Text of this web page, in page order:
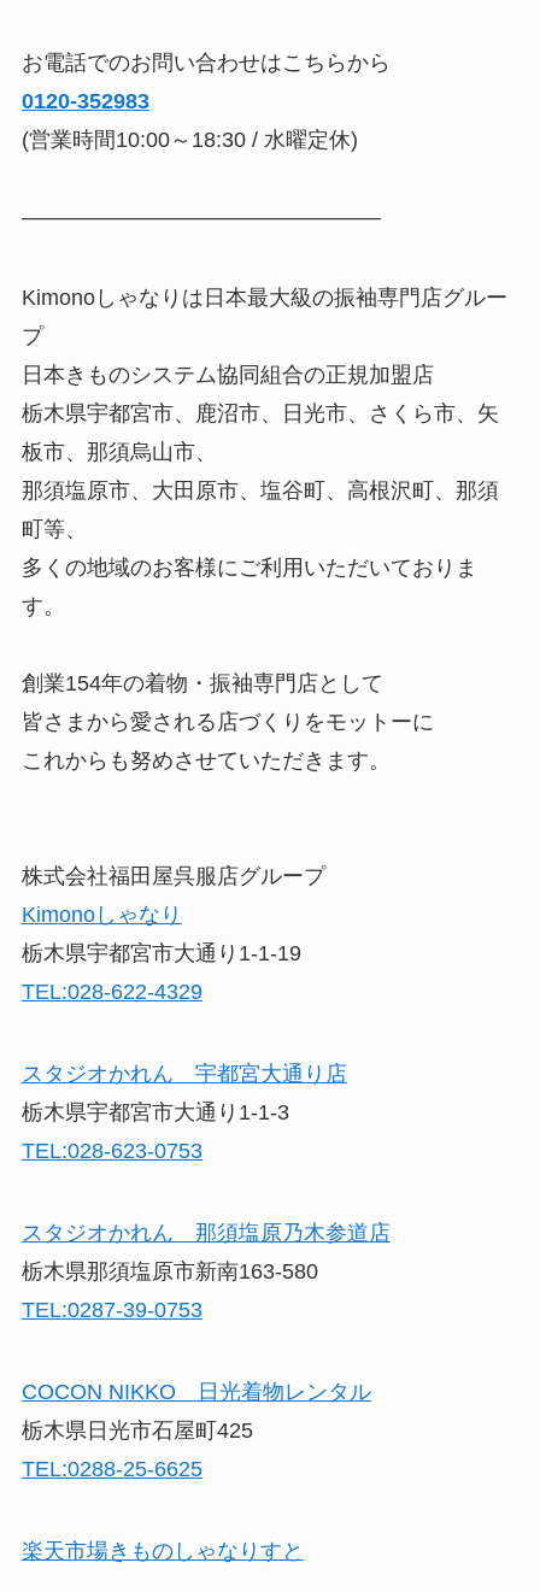
お電話でのお問い合わせはこちらから
0120-352983
(営業時間10:00～18:30 / 水曜定休)
————————————————–
Kimonoしゃなりは日本最大級の振袖専門店グルー
プ
日本きものシステム協同組合の正規加盟店
栃木県宇都宮市、鹿沼市、日光市、さくら市、矢
板市、那須烏山市、
那須塩原市、大田原市、塩谷町、高根沢町、那須
町等、
多くの地域のお客様にご利用いただいておりま
す。
創業154年の着物・振袖専門店として
皆さまから愛される店づくりをモットーに
これからも努めさせていただきます。
株式会社福田屋呉服店グループ
Kimonoしゃなり
栃木県宇都宮市大通り1-1-19
TEL:028-622-4329
スタジオかれん 宇都宮大通り店
栃木県宇都宮市大通り1-1-3
TEL:028-623-0753
スタジオかれん 那須塩原乃木参道店
栃木県那須塩原市新南163-580
TEL:0287-39-0753
COCON NIKKO 日光着物レンタル
栃木県日光市石屋町425
TEL:0288-25-6625
楽天市場きものしゃなりすと